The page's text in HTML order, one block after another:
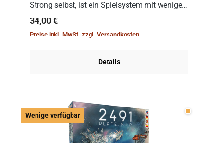
Strong selbst, ist ein Spielsystem mit wenigen,
einfachen Regeln. Um es zu spielen, muss es
immer mit einem Themenset ergänzt werden.
Regulärer Preis:
34,00 €
Preise inkl. MwSt. zzgl. Versandkosten
Details
Wenige verfügbar Wenige